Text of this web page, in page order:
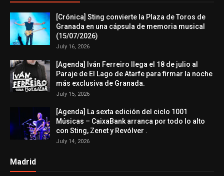
[Crónica] Sting convierte la Plaza de Toros de
Granada en una cápsula de memoria musical
(15/07/2026)
July 16, 2026
[Agenda] Iván Ferreiro llega el 18 de julio al
Paraje de El Lago de Atarfe para firmar la noche
más exclusiva de Granada.
July 15, 2026
[Agenda] La sexta edición del ciclo 1001
Músicas – CaixaBank arranca por todo lo alto
con Sting, Zenet y Revólver .
July 14, 2026
Madrid